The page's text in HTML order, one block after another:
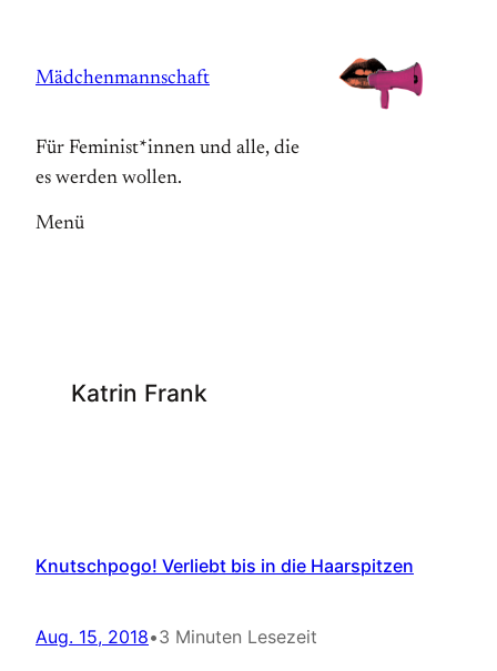
springen
Mädchenmannschaft
Für Feminist*innen und alle, die
es werden wollen.
Menü
Katrin Frank
Knutschpogo! Verliebt bis in die Haarspitzen
Aug. 15, 2018•3 Minuten Lesezeit